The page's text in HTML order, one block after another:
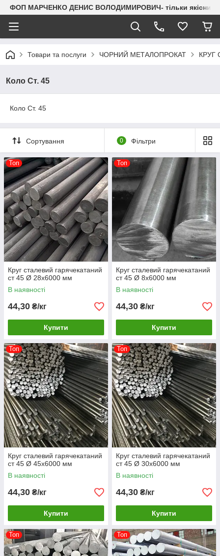
ФОП МАРЧЕНКО ДЕНИС ВОЛОДИМИРОВИЧ- тільки якісний
Товари та послуги ЧОРНИЙ МЕТАЛОПРОКАТ КРУГ
Коло Ст. 45
Коло Ст. 45
Сортування 0 Фільтри
Топ
Круг сталевий гарячекатаний
ст 45 Ø 28х6000 мм
В наявності
44,30 ₴/кг
Купити
Топ
Круг сталевий гарячекатаний
ст 45 Ø 8х6000 мм
В наявності
44,30 ₴/кг
Купити
Топ
Круг сталевий гарячекатаний
ст 45 Ø 45х6000 мм
В наявності
44,30 ₴/кг
Купити
Топ
Круг сталевий гарячекатаний
ст 45 Ø 30х6000 мм
В наявності
44,30 ₴/кг
Купити
Топ Топ